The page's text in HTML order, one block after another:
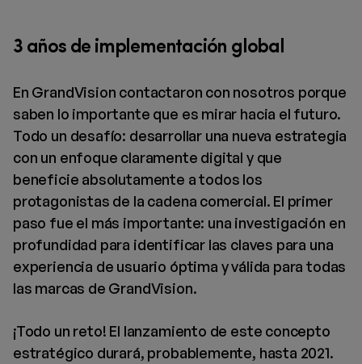
3 años de implementación global
En GrandVision contactaron con nosotros porque
saben lo importante que es mirar hacia el futuro.
Todo un desafío: desarrollar una nueva estrategia
con un enfoque claramente digital y que
beneficie absolutamente a todos los
protagonistas de la cadena comercial. El primer
paso fue el más importante: una investigación en
profundidad para identificar las claves para una
experiencia de usuario óptima y válida para todas
las marcas de GrandVision.
¡Todo un reto! El lanzamiento de este concepto
estratégico durará, probablemente, hasta 2021.